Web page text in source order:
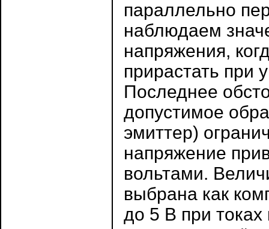
параллельно
наблюдаем
напряжения,
прирастать при
Последнее
допустимое
эмиттер)
напряжение
вольтами.
выбрана как
до 5 В при